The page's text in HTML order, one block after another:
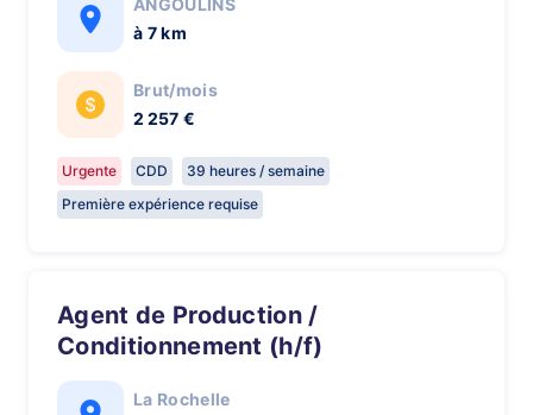
ANGOULINS
à 7 km
Brut/mois
2 257 €
Urgente CDD
39 heures / semaine
Première expérience requise
Agent de Production /
Conditionnement (h/f)
La Rochelle